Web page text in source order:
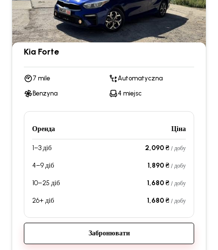
Kia Forte
7 mile Automatyczna
Benzyna 4 miejsc
Оренда Ціна
1–3 діб 2,090 ₴ / добу
4–9 діб 1,890 ₴ / добу
10–25 діб 1,680 ₴ / добу
26+ діб 1,680 ₴ / добу
Забронювати